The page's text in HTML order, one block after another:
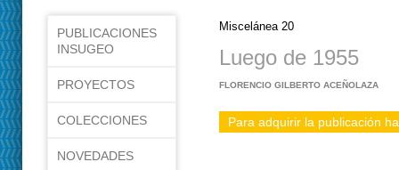
PUBLICACIONES
INSUGEO
PROYECTOS
COLECCIONES
NOVEDADES
Miscelánea 20
Luego de 1955
FLORENCIO GILBERTO ACEÑOLAZA
Para adquirir la publicación